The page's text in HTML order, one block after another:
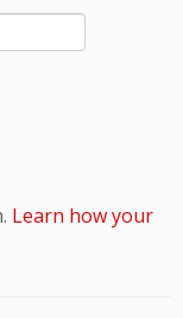
Learn how your